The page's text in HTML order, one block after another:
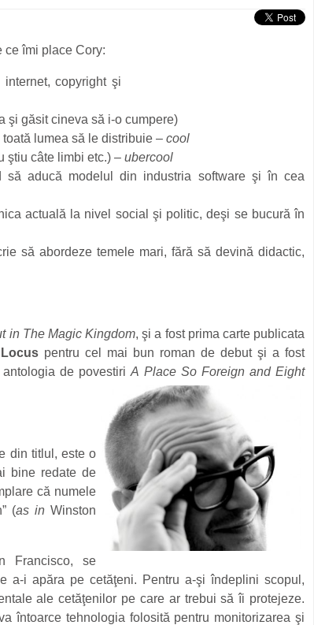
ce îmi place Cory:
copyright şi
şi găsit cineva să i-o cumpere)
lumea să le distribuie – cool
ştiu câte limbi etc.) – ubercool
să aducă modelul din industria software şi în cea
actuală la nivel social şi politic, deşi se bucură în
să abordeze temele mari, fără să devină didactic,
in The Magic Kingdom, şi a fost prima carte publicata
pentru cel mai bun roman de debut şi a fost
de povestiri A Place So Foreign and Eight
din titlul, este o
bine redate de
că numele
(as in Winston
Francisco, se
a-i apăra pe cetăţeni. Pentru a-şi îndeplini scopul,
ale cetăţenilor pe care ar trebui să îi protejeze.
întoarce tehnologia folosită pentru monitorizarea şi